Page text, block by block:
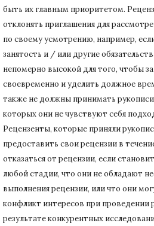
быть их главным приоритетом.
отклонять приглашения для
по своему усмотрению, например,
занятость и / или другие
непомерно высокой для того, чтобы
своевременно и уделить должное
также не должны принимать
которых они не чувствуют себя
Рецензенты, которые приняли
предоставить свои рецензии в
отказаться от рецензии, если
любой стадии, что они не обладают
выполнения рецензии, или что они
конфликт интересов при проведении
результате конкурентных